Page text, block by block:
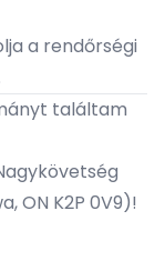
a rendőrségi
találtam
ON K2P 0V9)!